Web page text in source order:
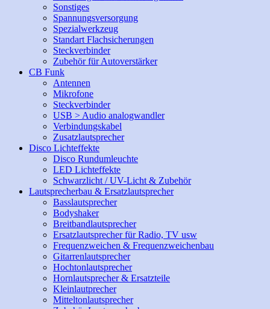
Sonstiges
Spannungsversorgung
Spezialwerkzeug
Standart Flachsicherungen
Steckverbinder
Zubehör für Autoverstärker
CB Funk
Antennen
Mikrofone
Steckverbinder
USB > Audio analogwandler
Verbindungskabel
Zusatzlautsprecher
Disco Lichteffekte
Disco Rundumleuchte
LED Lichteffekte
Schwarzlicht / UV-Licht & Zubehör
Lautsprecherbau & Ersatzlautsprecher
Basslautsprecher
Bodyshaker
Breitbandlautsprecher
Ersatzlautsprecher für Radio, TV usw
Frequenzweichen & Frequenzweichenbau
Gitarrenlautsprecher
Hochtonlautsprecher
Hornlautsprecher & Ersatzteile
Kleinlautprecher
Mitteltonlautsprecher